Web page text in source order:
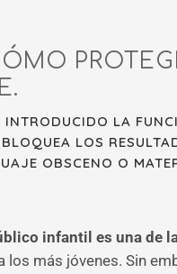
INTRODUCIDO LA
LOS
OBSCENO O
infantil es una de
los más jóvenes. Sin